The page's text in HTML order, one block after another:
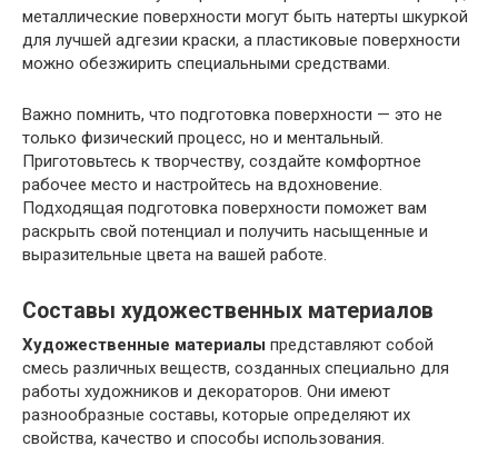
металлические поверхности могут быть натерты шкуркой
для лучшей адгезии краски, а пластиковые поверхности
можно обезжирить специальными средствами.
Важно помнить, что подготовка поверхности — это не
только физический процесс, но и ментальный.
Приготовьтесь к творчеству, создайте комфортное
рабочее место и настройтесь на вдохновение.
Подходящая подготовка поверхности поможет вам
раскрыть свой потенциал и получить насыщенные и
выразительные цвета на вашей работе.
Составы художественных материалов
Художественные материалы представляют собой
смесь различных веществ, созданных специально для
работы художников и декораторов. Они имеют
разнообразные составы, которые определяют их
свойства, качество и способы использования.